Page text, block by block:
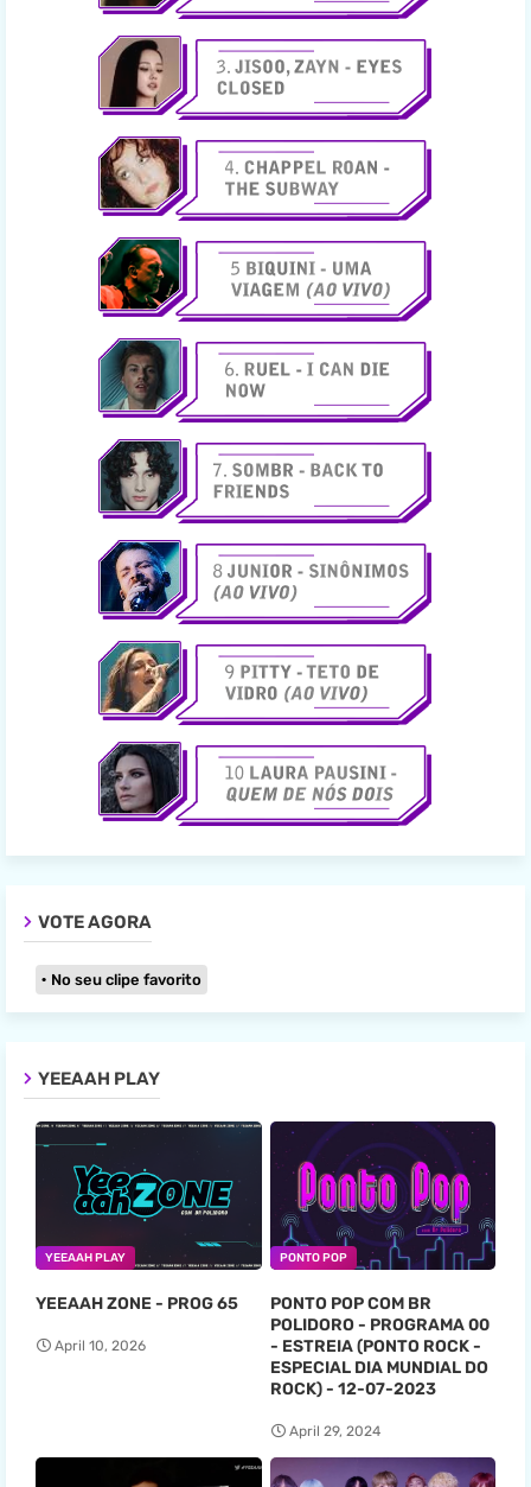
VOTE AGORA
No seu clipe favorito
YEEAAH PLAY
YEEAAH PLAY
YEEAAH ZONE - PROG 65
April 10, 2026
PONTO POP
PONTO POP COM BR
POLIDORO - PROGRAMA 00
- ESTREIA (PONTO ROCK -
ESPECIAL DIA MUNDIAL DO
ROCK) - 12-07-2023
April 29, 2024